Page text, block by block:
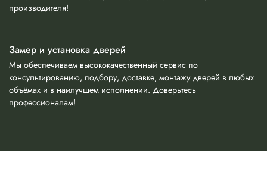
производителя!
Замер и установка дверей
Мы обеспечиваем высококачественный сервис по
консультированию, подбору, доставке, монтажу дверей в любых
объёмах и в наилучшем исполнении. Доверьтесь
профессионалам!